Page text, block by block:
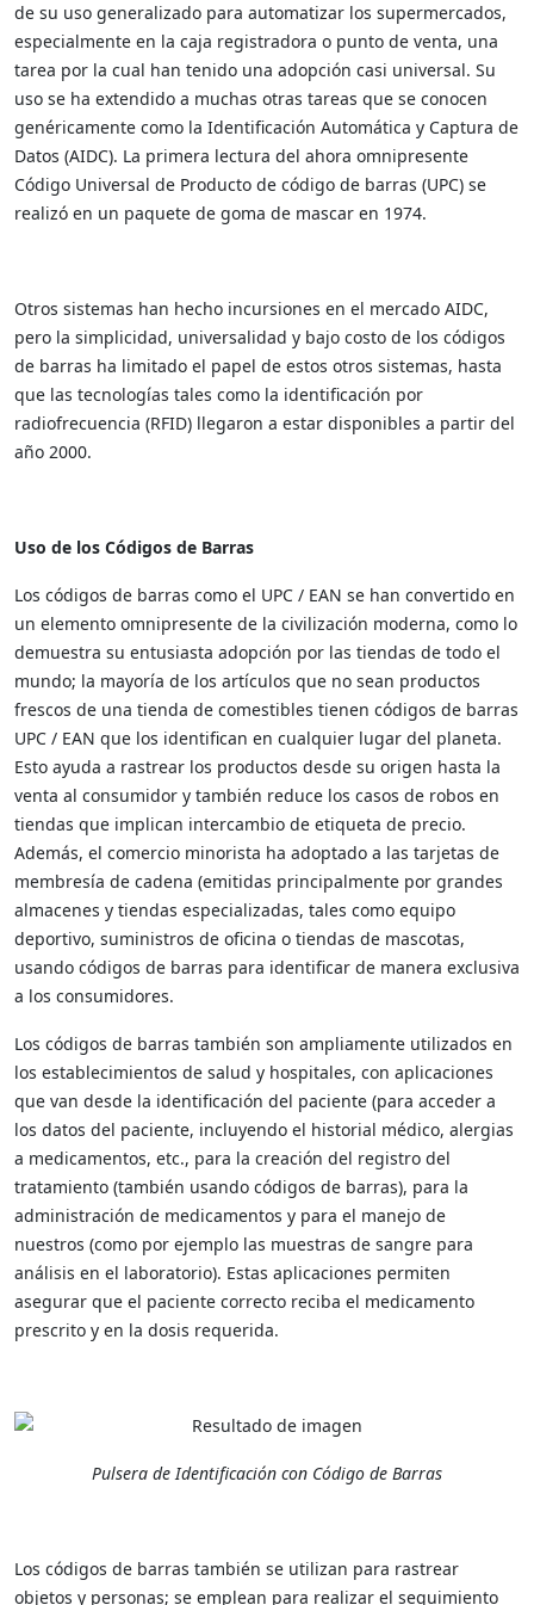
de su uso generalizado para automatizar los supermercados,
especialmente en la caja registradora o punto de venta, una
tarea por la cual han tenido una adopción casi universal. Su
uso se ha extendido a muchas otras tareas que se conocen
genéricamente como la Identificación Automática y Captura de
Datos (AIDC). La primera lectura del ahora omnipresente
Código Universal de Producto de código de barras (UPC) se
realizó en un paquete de goma de mascar en 1974.
Otros sistemas han hecho incursiones en el mercado AIDC,
pero la simplicidad, universalidad y bajo costo de los códigos
de barras ha limitado el papel de estos otros sistemas, hasta
que las tecnologías tales como la identificación por
radiofrecuencia (RFID) llegaron a estar disponibles a partir del
año 2000.
Uso de los Códigos de Barras
Los códigos de barras como el UPC / EAN se han convertido en
un elemento omnipresente de la civilización moderna, como lo
demuestra su entusiasta adopción por las tiendas de todo el
mundo; la mayoría de los artículos que no sean productos
frescos de una tienda de comestibles tienen códigos de barras
UPC / EAN que los identifican en cualquier lugar del planeta.
Esto ayuda a rastrear los productos desde su origen hasta la
venta al consumidor y también reduce los casos de robos en
tiendas que implican intercambio de etiqueta de precio.
Además, el comercio minorista ha adoptado a las tarjetas de
membresía de cadena (emitidas principalmente por grandes
almacenes y tiendas especializadas, tales como equipo
deportivo, suministros de oficina o tiendas de mascotas,
usando códigos de barras para identificar de manera exclusiva
a los consumidores.
Los códigos de barras también son ampliamente utilizados en
los establecimientos de salud y hospitales, con aplicaciones
que van desde la identificación del paciente (para acceder a
los datos del paciente, incluyendo el historial médico, alergias
a medicamentos, etc., para la creación del registro del
tratamiento (también usando códigos de barras), para la
administración de medicamentos y para el manejo de
nuestros (como por ejemplo las muestras de sangre para
análisis en el laboratorio). Estas aplicaciones permiten
asegurar que el paciente correcto reciba el medicamento
prescrito y en la dosis requerida.
Pulsera de Identificación con Código de Barras
Los códigos de barras también se utilizan para rastrear
objetos y personas; se emplean para realizar el seguimiento